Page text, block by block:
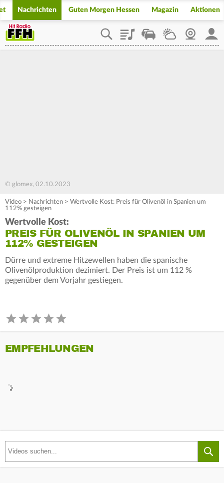
Nachrichten Guten Morgen Hessen Magazin Aktionen
PlaylistStaupilotWetterWebcam
© glomex, 02.10.2023
Video > Nachrichten > Wertvolle Kost: Preis für Olivenöl in Spanien um
112% gesteigen
Wertvolle Kost:
PREIS FÜR OLIVENÖL IN SPANIEN UM
112% GESTEIGEN
Dürre und extreme Hitzewellen haben die spanische
Olivenölproduktion dezimiert. Der Preis ist um 112 %
gegenüber dem Vorjahr gestiegen.
EMPFEHLUNGEN